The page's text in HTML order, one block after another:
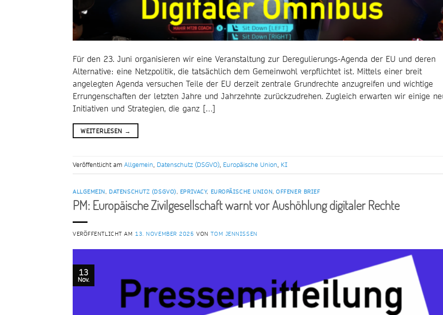
Für den 23. Juni organisieren wir eine Veranstaltung zur Deregulierungs-Agenda der EU und deren
Alternative: eine Netzpolitik, die tatsächlich dem Gemeinwohl verpflichtet ist. Mittels einer breit
angelegten Agenda versuchen Teile der EU derzeit zentrale Grundrechte anzugreifen und wichtige
Errungenschaften der letzten Jahre und Jahrzehnte zurückzudrehen. Zugleich erwarten wir einige
Initiativen und Strategien, die ganz […]
WEITERLESEN →
Veröffentlicht am Allgemein, Datenschutz (DSGVO), Europäische Union, KI
ALLGEMEIN, DATENSCHUTZ (DSGVO), EPRIVACY, EUROPÄISCHE UNION,OFFENER BRIEF
PM: Europäische Zivilgesellschaft warnt vor Aushöhlung digitaler Rechte
VERÖFFENTLICHT AM 13. NOVEMBER 2025 VONTOM JENNISSEN
13
Nov.